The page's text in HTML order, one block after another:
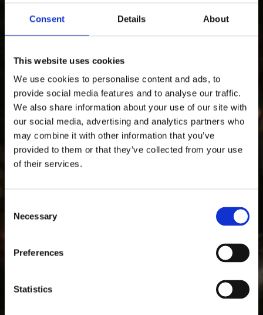
Consent Details About
This website uses cookies
We use cookies to personalise content and ads, to
provide social media features and to analyse our traffic.
We also share information about your use of our site with
our social media, advertising and analytics partners who
may combine it with other information that you’ve
provided to them or that they’ve collected from your use
of their services.
Selection
Necessary
Preferences
Statistics